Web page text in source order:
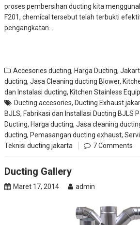
proses pembersihan ducting kita
F201, chemical tersebut telah terbukti
pengangkatan…
Accesories ducting,Harga Ducting,
ducting,Jasa Cleaning ducting Blower,
dan Instalasi ducting,Kitchen Stainless
Ducting accesories,Ducting Exhaust
BJLS,Fabrikasi dan Installasi Ducting BJLS
Ducting,Harga ducting,Jasa cleaning
ducting,Pemasangan ducting exhaust,
Teknisi ducting jakarta
7 Comments
Ducting Gallery
Maret 17, 2014 admin